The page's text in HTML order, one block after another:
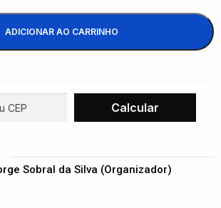
ADICIONAR AO CARRINHO
Sobral da Silva (Organizador)